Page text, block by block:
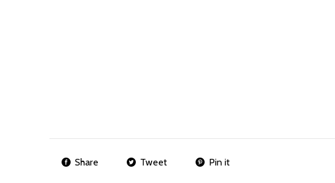
Share Tweet Pin it